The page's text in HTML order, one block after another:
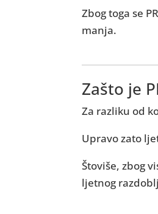
Zbog toga se
manja.
Zašto je
Za razliku od
Upravo zato
Štoviše, zbog
ljetnog